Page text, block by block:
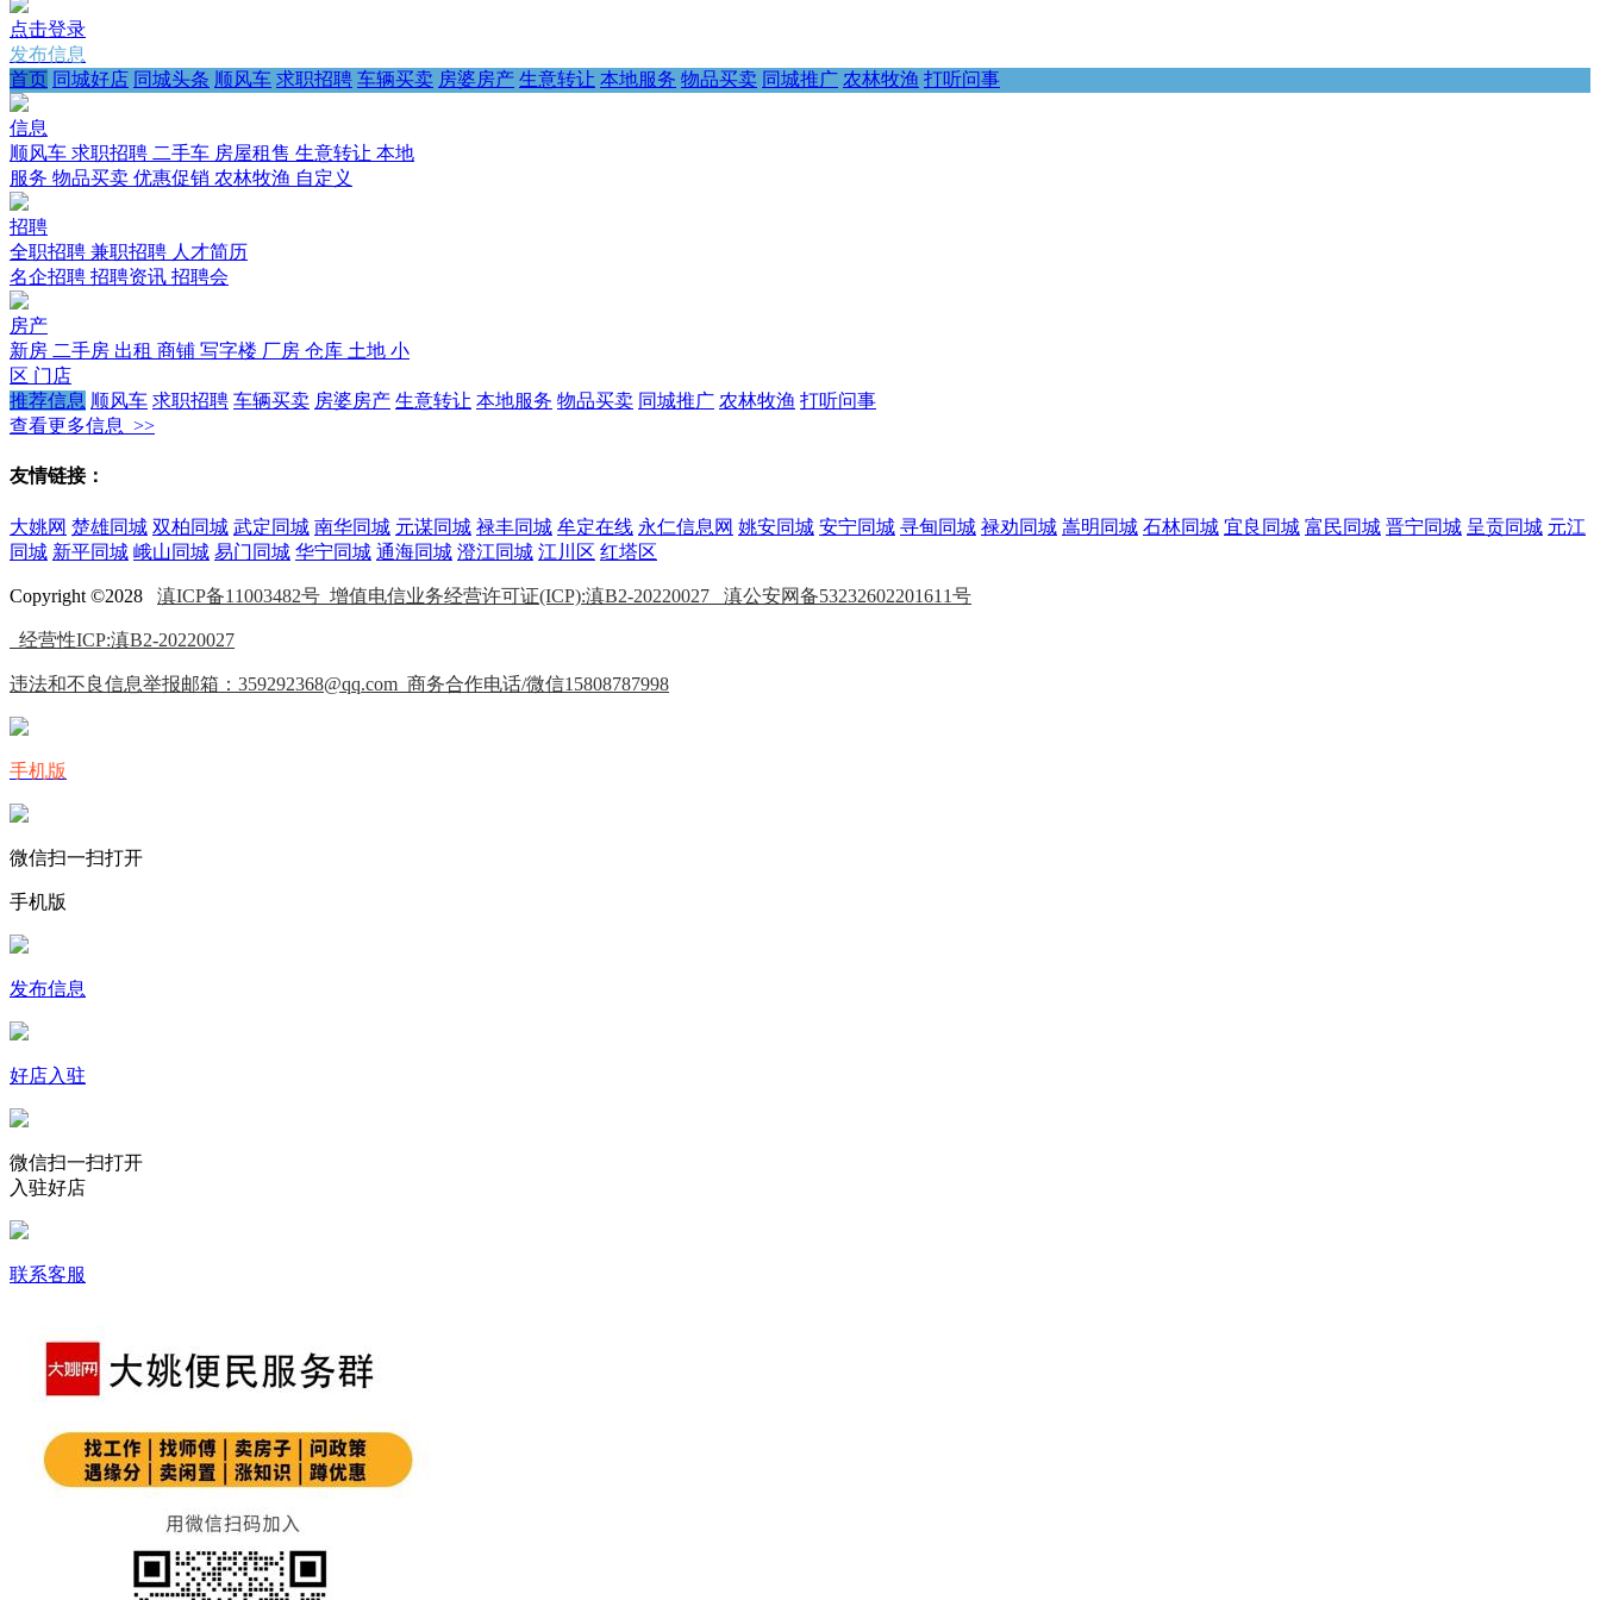
点击登录
发布信息
首页 同城好店 同城头条 顺风车 求职招聘 车辆买卖 房婆房产 生意转让 本地服务 物品买卖 同城推广 农林牧渔 打听问事
信息
顺风车 求职招聘 二手车 房屋租售 生意转让 本地
服务 物品买卖 优惠促销 农林牧渔 自定义
招聘
全职招聘 兼职招聘 人才简历
名企招聘 招聘资讯 招聘会
房产
新房 二手房 出租 商铺 写字楼 厂房 仓库 土地 小
区 门店
推荐信息 顺风车 求职招聘 车辆买卖 房婆房产 生意转让 本地服务 物品买卖 同城推广 农林牧渔 打听问事
查看更多信息 >>
友情链接：
大姚网 楚雄同城 双柏同城 武定同城 南华同城 元谋同城 禄丰同城 牟定在线 永仁信息网 姚安同城 安宁同城 寻甸同城 禄劝同城 嵩明同城 石林同城 宜良同城 富民同城 晋宁同城 呈贡同城 元江
同城 新平同城 峨山同城 易门同城 华宁同城 通海同城 澄江同城 江川区 红塔区
Copyright ©2028 滇ICP备11003482号 增值电信业务经营许可证(ICP):滇B2-20220027 滇公安网备53232602201611号
经营性ICP:滇B2-20220027
违法和不良信息举报邮箱：359292368@qq.com 商务合作电话/微信15808787998
手机版
微信扫一扫打开
手机版
发布信息
好店入驻
微信扫一扫打开
入驻好店
联系客服